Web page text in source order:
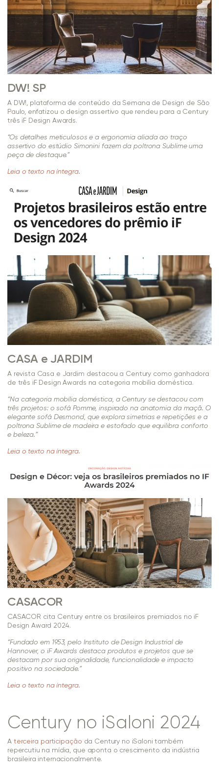
DW! SP
A DW!, plataforma de conteúdo da Semana de Design de São
Paulo, enfatizou o design assertivo que rendeu para a Century
três iF Design Awards.
“Os detalhes meticulosos e a ergonomia aliada ao traço
assertivo do estúdio Simonini fazem da poltrona Sublime uma
peça de destaque.”
Leia o texto na íntegra.
CASA e JARDIM
A revista Casa e Jardim destacou a Century como ganhadora
de três iF Design Awards na categoria mobília doméstica.
“Na categoria mobília doméstica, a Century se destacou com
três projetos: o sofá Pomme, inspirado na anatomia da maçã. O
elegante sofá Desmond, que explora simetrias e repetições e a
poltrona Sublime de madeira e estofado que equilibra conforto
e beleza.”
Leia o texto na íntegra.
CASACOR
CASACOR cita Century entre os brasileiros premiados no iF
Design Award 2024.
“Fundado em 1953, pelo Instituto de Design Industrial de
Hannover, o iF Awards destaca produtos e projetos que se
destacam por sua originalidade, funcionalidade e impacto
positivo na sociedade.”
Leia o texto na íntegra.
Century no iSaloni 2024
A terceira participação da Century no iSaloni também
repercutiu na mídia, que aponta o crescimento da indústria
brasileira internacionalmente.